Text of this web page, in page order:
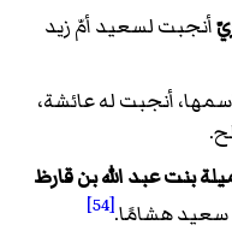
أنجبت لسعيد أمّ زيد
أنجبت له عائشة،
بنت عبد الله بن قارظ
سعيد هشامًا.[54]